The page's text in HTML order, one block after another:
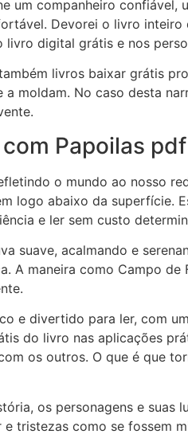
um companheiro
Devorei o livro
digital grátis e nos
livros baixar grátis
a moldam. No caso desta
Papoilas pdf
o mundo ao nosso
logo abaixo da superfície.
e ler sem custo
suave, acalmando e
A maneira como Campo
e divertido para ler, com
do livro nas aplicações
os outros. O que é que
os personagens e suas
e tristezas como se fossem